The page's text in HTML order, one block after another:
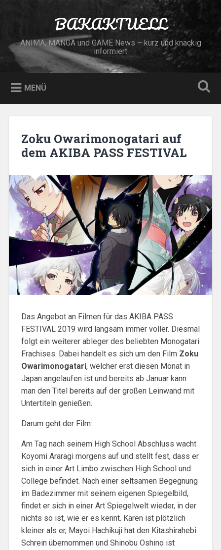
BAKAKTUELL
ANIMA, MANGA und GAME News – kurz und knackig
informiert
MENÜ
Zoku Owarimonogatari auf
dem AKIBA PASS FESTIVAL
Das Angebot an Filmen für das AKIBA PASS
FESTIVAL 2019 wird langsam immer voller. Diesmal
folgt ein weiterer ableger des beliebten Monogatari
Frachises. Dabei handelt es sich um den Film Zoku
Owarimonogatari, welcher erst diesen Monat in
Japan angelaufen ist und bereits ab Januar kann
man den Titel bereits auf der großen Leinwand mit
Untertiteln genießen.
Darum geht der Film:
Am Tag nach seinem High School Abschluss wacht
Koyomi Araragi morgens auf und stellt fest, dass er
sich in einer Art Limbo zwischen High School und
College befindet. Nach einer seltsamen Begegnung
im Badezimmer mit seinem eigenen Spiegelbild,
findet er sich in einer Art Spiegelwelt wieder, in der
nichts so ist, wie er es kennt. Karen ist plötzlich
kleiner als er, Mayoi Hachikuji hat den Kitashirahebi
Schrein übernommen und Shinobu Oshino ist